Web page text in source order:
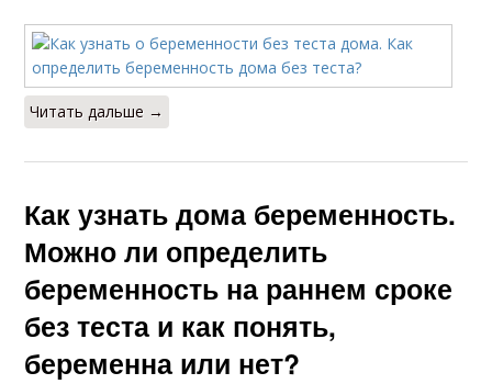
Читать дальше →
Как узнать дома беременность.
Можно ли определить
беременность на раннем сроке
без теста и как понять,
беременна или нет?